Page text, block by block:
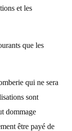
et les
que les
qui ne sera
sont
dommage
être payé de